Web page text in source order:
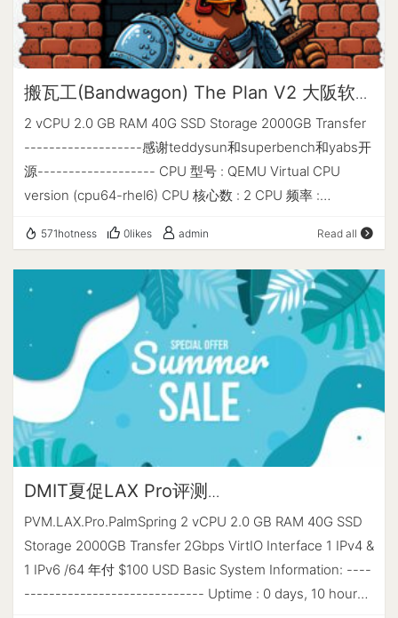
客户, 尽量选距离中国近的数据中心(香港/日本/韩国/新加
坡), 线路尽量CN2 GIA/CTGNet GIA/9929的线路. 如果是是
针对国外客户建站(比如外贸业务), 尽量选择当地的数据中心
的VPS购买, 其次再考虑与中国的互联. 如果是打算套
Cloudflare建站, VPS选哪个地区都还行(延迟都不会太低),
但是Cloudflare的CDN节点中国大陆有时会打不开. 到大陆
综合延迟(三网优化线路): 香港/日本/韩国/(50-70ms), 新加
坡(80ms, 新加坡一般要走香港), 俄罗斯(约130-150ms), 澳
洲(澳大利亚/悉尼, 约160ms), 美国(洛杉矶/圣何塞, 约160-
180ms), 英国/德国(约170-180ms), 非洲(约300ms). 延迟不
超过200ms, 做站体验算还可以接受的范围. 如果延迟不那么
重要, 也可以考虑美国/欧洲的CN2 GIA或9929. 香港/日本/
韩国延迟更低, 美国/欧洲价格相对便宜(很多是反代线路不好
的高配机, 非大陆优化的美/欧的高配机很便宜). 如果硬要推
荐, 建议日本的CN2 GIA线路, 延迟类似香港GIA, 价格比香港
便宜(目前)，其次美国/欧洲.
$21.21/年 点击购买 2 vCPU 2G 60G SSD 1*IPv4+3*IPv6
1Gbps 2T/月 $38.07/年 点击购买 4 vCPU 4G 120G SSD
1*IPv4+3*IPv6 1Gbps 4T/月 $71.27/年 点击购买 8 vCPU
8G 240G SSD 1*IPv4+3*IPv6 1Gbps 7T/月 $140.37/年 点
Looking Glass: http://la.lg.cloudc.one Status
Page: https://status.cloudcone.com/ 补充说明 开出来的IP
不保证中国大陆一定可用(IP联通性检查)如果IP不通有以下
两种办法解决： 1、马上销毁实例重开(有疑问请看退款策
略) 2、花$2USD换一个一定可用的IP.
搬瓦工(Bandwagon) The Plan V2 大阪软银
机房评测
2 vCPU 2.0 GB RAM 40G SSD Storage 2000GB Transfer
-------------------感谢teddysun和superbench和yabs开
源------------------- CPU 型号 : QEMU Virtual CPU
version (cpu64-rhel6) CPU 核心数 : 2 CPU 频率 :
(8.9 GB 已用) 内存 : 1986 MB (1097 MB 已用) Swap : 1023
MB (252 MB 已用) 系统在线时间 : 38 days, 15 hour 10
min 负载 : 0.31, 0.22, 0.19 系统 : Debian GNU/Linux 11
(bullseye) AES-NI指令集 : ✔ Enabled VM-x/AMD-V支持 :
❌ Disabled 架构 : x86_64 (64 Bit) 内核 : 5.10.0-23-amd64
TCP加速方式 : bbr 虚拟化架构 : KVM NAT类型 : 开放型
ASN组织 : AS25820 IT7 Networks Inc 位置 : Osaka / JP
地区 : Ōsaka ---------------------CPU测试--感谢
lemonbench开源------------------------ -> CPU 测试中
(Fast Mode, 1-Pass @ 5sec) 1 线程测试(1核)得分: 828
Scores 2 线程测试(多核)得分: 1534 Scores --------------
------ -> 内存测试 Test (Fast Mode, 1-Pass @ 5sec) 单线
程读测试: 16913.83 MB/s 单线程写测试: 13994.32 MB/s -
-----------------磁盘dd读写测试--感谢lemonbench开
源-------------------- -> 磁盘IO测试中 (4K Block/1M
571hotness 0likes admin Read all
DMIT夏促LAX Pro评测
PVM.LAX.Pro.PalmSpring
PVM.LAX.Pro.PalmSpring 2 vCPU 2.0 GB RAM 40G SSD
Storage 2000GB Transfer 2Gbps VirtIO Interface 1 IPv4 &
1 IPv6 /64 年付 $100 USD Basic System Information: ----
----------------------------- Uptime : 0 days, 10 hours,